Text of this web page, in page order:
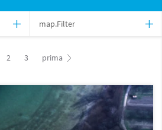
map.Filter
2 3 prima